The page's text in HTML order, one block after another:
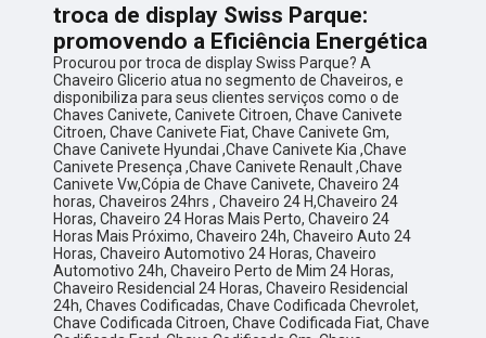
troca de display Swiss Parque:
promovendo a Eficiência Energética
Procurou por troca de display Swiss Parque? A
Chaveiro Glicerio atua no segmento de Chaveiros, e
disponibiliza para seus clientes serviços como o de
Chaves Canivete, Canivete Citroen, Chave Canivete
Citroen, Chave Canivete Fiat, Chave Canivete Gm,
Chave Canivete Hyundai ,Chave Canivete Kia ,Chave
Canivete Presença ,Chave Canivete Renault ,Chave
Canivete Vw,Cópia de Chave Canivete, Chaveiro 24
horas, Chaveiros 24hrs , Chaveiro 24 H,Chaveiro 24
Horas, Chaveiro 24 Horas Mais Perto, Chaveiro 24
Horas Mais Próximo, Chaveiro 24h, Chaveiro Auto 24
Horas, Chaveiro Automotivo 24 Horas, Chaveiro
Automotivo 24h, Chaveiro Perto de Mim 24 Horas,
Chaveiro Residencial 24 Horas, Chaveiro Residencial
24h, Chaves Codificadas, Chave Codificada Chevrolet,
Chave Codificada Citroen, Chave Codificada Fiat, Chave